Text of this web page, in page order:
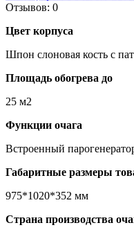
Отзывов: 0
Цвет корпуса
Шпон слоновая кость с
Площадь обогрева до
25 м2
Функции очага
Встроенный
Габаритные размеры
975*1020*352 мм
Страна производства